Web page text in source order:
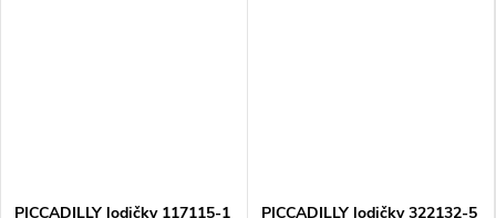
PICCADILLY lodičky 117115-1
PICCADILLY lodičky 322132-5